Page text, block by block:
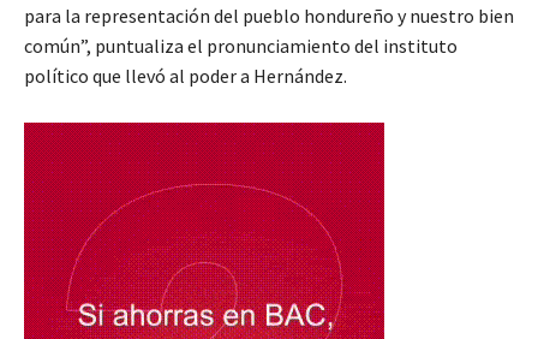
para la representación del pueblo hondureño y nuestro bien
común”, puntualiza el pronunciamiento del instituto
político que llevó al poder a Hernández.